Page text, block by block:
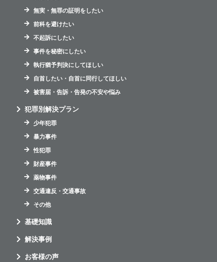
無実・無罪の証明をしたい
前科を避けたい
不起訴にしたい
事件を秘密にしたい
執行猶予判決にしてほしい
自首したい・自首に同行してほしい
被害届・告訴・告発の不安や悩み
犯罪別解決プラン
少年犯罪
暴力事件
性犯罪
財産事件
薬物事件
交通違反・交通事故
その他
基礎知識
解決事例
お客様の声